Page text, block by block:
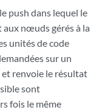
push dans lequel le
aux nœuds gérés à la
unités de code
sur un
renvoie le résultat
sont
fois le même